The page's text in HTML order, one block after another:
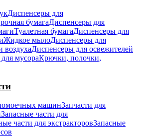
Диспенсеры для
бумагаДиспенсеры для
Туалетная бумагаДиспенсеры для
Жидкое мылоДиспенсеры для
воздухаДиспенсеры для освежителей
мусораКрючки, полочки,
машинЗапчасти для
Запасные части для
части для экстракторовЗапасные